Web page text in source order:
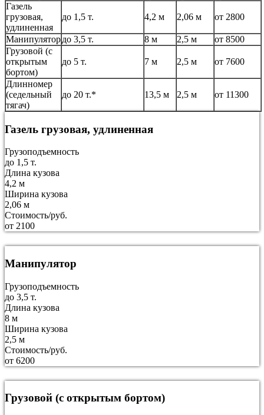
Газель
грузовая,
удлиненная
до 1,5 т. 4,2 м 2,06 м от 2800
Манипулятордо 3,5 т. 8 м 2,5 м
от 8500
Грузовой (с
открытым
бортом)
до 5 т. 7 м 2,5 м от 7600
Длинномер
(седельный
тягач)
до 20 т.* 13,5 м 2,5 м от 11300
Газель грузовая, удлиненная
Грузоподъемность
до 1,5 т.
Длина кузова
4,2 м
Ширина кузова
2,06 м
Стоимость/руб.
от 2100
Манипулятор
Грузоподъемность
до 3,5 т.
Длина кузова
8 м
Ширина кузова
2,5 м
Стоимость/руб.
от 6200
Грузовой (с открытым бортом)